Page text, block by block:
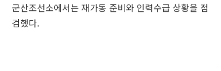
군산조선소에서는 재가동 준비와 인력수급 상황을 점
검했다.